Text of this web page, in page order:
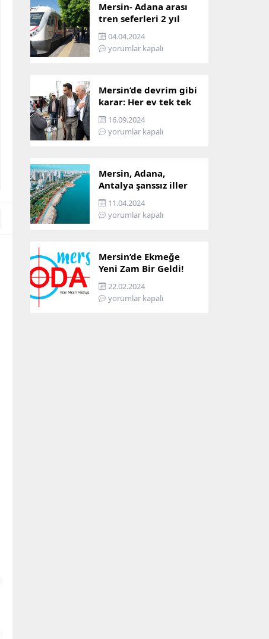
Mersin- Adana arası
tren seferleri 2 yıl
boyunca
çalışmayacak
04.04.2024
yorumlar kapalı
Mersin’de devrim gibi
karar: Her ev tek tek
incelenecek!
16.09.2024
yorumlar kapalı
Mersin, Adana,
Antalya şanssız iller
arasına girdi: İşte
sebebi…
11.04.2024
yorumlar kapalı
Mersin’de Ekmeğe
Yeni Zam Bir Geldi!
İşte Mersin’in Zamlı
Ekmek Fiyatı!
22.02.2024
yorumlar kapalı